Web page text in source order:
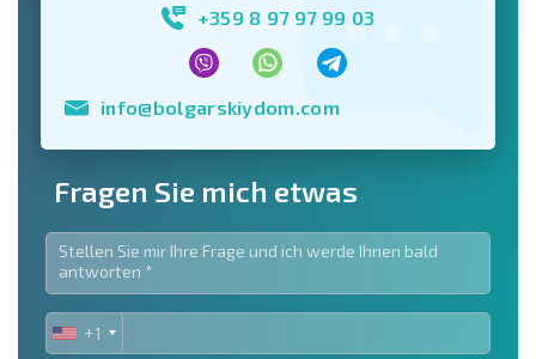
+359 8 97 97 99 03
info@bolgarskiydom.com
Fragen Sie mich etwas
UNITED
+1